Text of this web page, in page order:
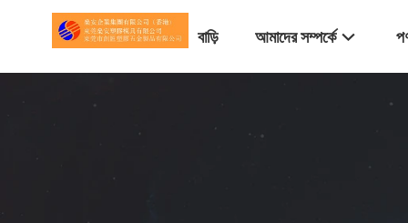
বাড়ি আমাদের সম্পর্কে